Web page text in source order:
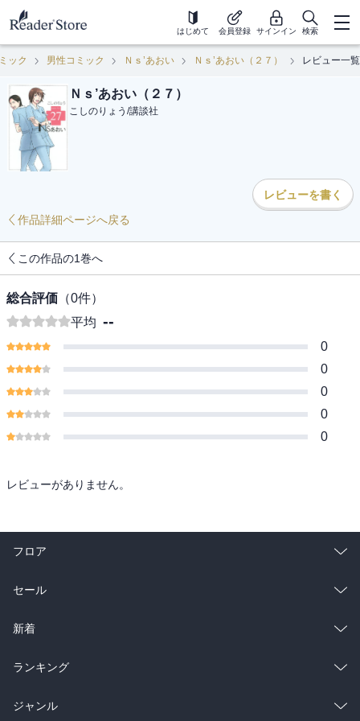
はじめて 会員登録 サインイン 検索
ック 男性コミック Ｎｓ’あおい Ｎｓ’あおい（２７） レビュー一覧
Ｎｓ’あおい（２７）
こしのりょう /講談社
レビューを書く
作品詳細ページへ戻る
この作品の1巻へ
総合評価 （0件）
平均 --
0
0
0
0
0
レビューがありません。
フロア
総合
ラノベ
雑誌・グラビア
BL・TL
セール
総合
ラノベ
雑誌・グラビア
新着
総合
ラノベ
ランキング
総合
ジャンル